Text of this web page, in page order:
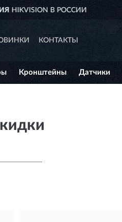
ДОСТАВИМ
КОНТАКТЫ
Кронштейны Датчики